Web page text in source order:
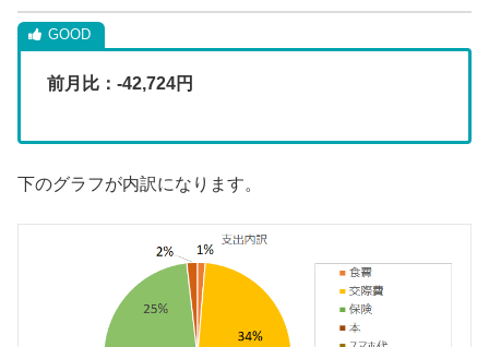
前月比：-42,724円
下のグラフが内訳になります。